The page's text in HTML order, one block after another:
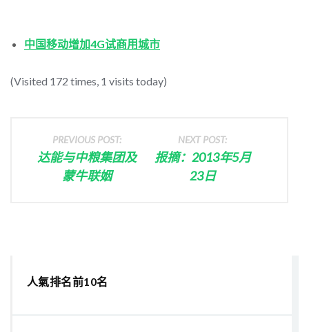
中国移动增加4G试商用城市
(Visited 172 times, 1 visits today)
PREVIOUS POST:
达能与中粮集团及
蒙牛联姻
NEXT POST:
报摘：2013年5月
23日
人氣排名前10名